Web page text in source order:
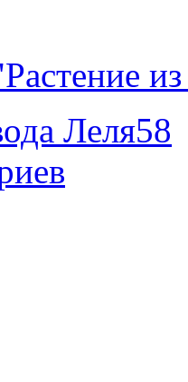
Леля58